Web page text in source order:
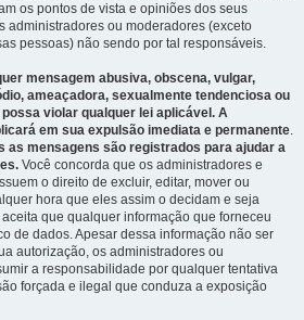
os pontos de vista e opiniões dos seus
administradores ou moderadores (exceto
pessoas) não sendo por tal responsáveis.
mensagem abusiva, obscena, vulgar,
ameaçadora, sexualmente tendenciosa ou
violar qualquer lei aplicável. A
em sua expulsão imediata e permanente.
as mensagens são registrados para ajudar a
Você concorda que os administradores e
o direito de excluir, editar, mover ou
hora que eles assim o decidam e seja
que qualquer informação que forneceu
de dados. Apesar dessa informação não ser
autorização, os administradores ou
a responsabilidade por qualquer tentativa
forçada e ilegal que conduza a exposição